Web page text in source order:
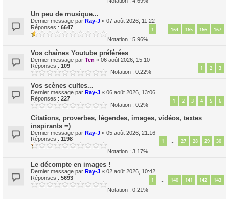
Un peu de musique...
Dernier message par Ray-J « 07 août 2026, 11:22
Réponses : 6647 1 … 164 165 166 167
Notation : 5.96%
Vos chaînes Youtube préférées
Dernier message par Ten « 06 août 2026, 15:10
Réponses : 109 1 2 3
Notation : 0.22%
Vos scènes cultes...
Dernier message par Ray-J « 06 août 2026, 13:06
Réponses : 227 1 2 3 4 5 6
Notation : 0.2%
Citations, proverbes, légendes, images, vidéos, textes
inspirants =)
Dernier message par Ray-J « 05 août 2026, 21:16
Réponses : 1198 1 … 27 28 29 30
Notation : 3.17%
Le décompte en images !
Dernier message par Ray-J « 02 août 2026, 10:42
Réponses : 5693 1 … 140 141 142 143
Notation : 0.21%